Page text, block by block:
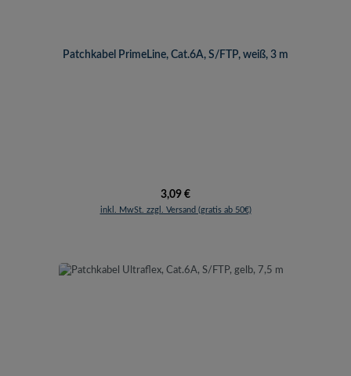
Patchkabel PrimeLine, Cat.6A, S/FTP, weiß, 3 m
Regulärer Preis:
3,09 €
inkl. MwSt. zzgl. Versand (gratis ab 50€)